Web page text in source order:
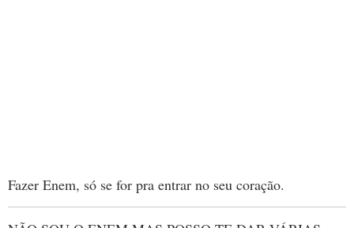
Fazer Enem, só se for pra entrar no seu coração.